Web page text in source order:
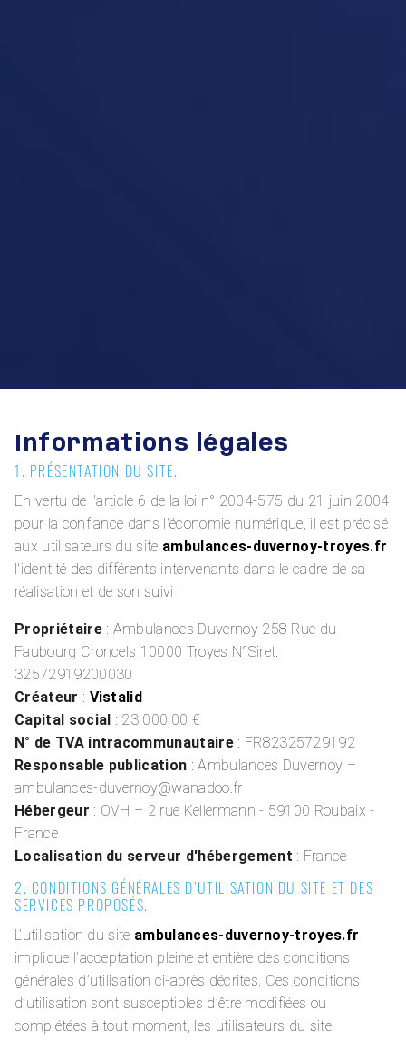
Informations légales
1. PRÉSENTATION DU SITE.
En vertu de l'article 6 de la loi n° 2004-575 du 21 juin 2004
pour la confiance dans l'économie numérique, il est précisé
aux utilisateurs du site ambulances-duvernoy-troyes.fr
l'identité des différents intervenants dans le cadre de sa
réalisation et de son suivi :
Propriétaire: Ambulances Duvernoy 258 Rue du
Faubourg Croncels 10000 Troyes N°Siret:
32572919200030
Créateur : Vistalid
Capital social : 23 000,00 €
N° de TVA intracommunautaire: FR82325729192
Responsable publication : Ambulances Duvernoy –
ambulances-duvernoy@wanadoo.fr
Hébergeur : OVH – 2 rue Kellermann - 59100 Roubaix -
France
Localisation du serveur d'hébergement : France
2. CONDITIONS GÉNÉRALES D’UTILISATION DU SITE ET DES
SERVICES PROPOSÉS.
L’utilisation du site ambulances-duvernoy-troyes.fr
implique l’acceptation pleine et entière des conditions
générales d’utilisation ci-après décrites. Ces conditions
d’utilisation sont susceptibles d’être modifiées ou
complétées à tout moment, les utilisateurs du site